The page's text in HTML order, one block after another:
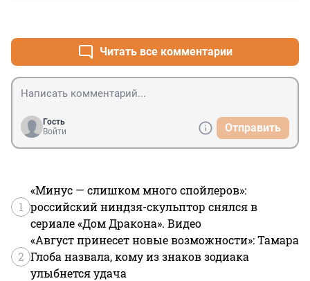
Читать все комментарии
Гость
Войти
Отправить
1
«Минус — слишком много спойлеров»:
российский ниндзя-скульптор снялся в
сериале «Дом Дракона». Видео
2
«Август принесет новые возможности»: Тамара
Глоба назвала, кому из знаков зодиака
улыбнется удача